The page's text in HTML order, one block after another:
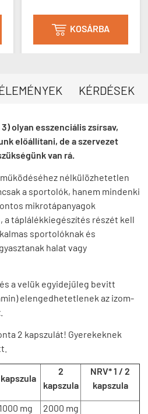
 KOSÁRBA
KÉRDÉSEK
olyan esszenciális zsírsav,
előállítani, de a szervezet
van rá.
nélkülözhetetlen
a sportolók, hanem mindenki
mikrotápanyagok
táplálékkiegészítés részét kell
sportolóknak és
halat vagy
a velük egyidejűleg bevitt
elengedhetetlenek az izom-
2 kapszulát! Gyerekeknek
kapszula
2
kapszula
NRV* 1 / 2
kapszula
1000 mg 2000 mg